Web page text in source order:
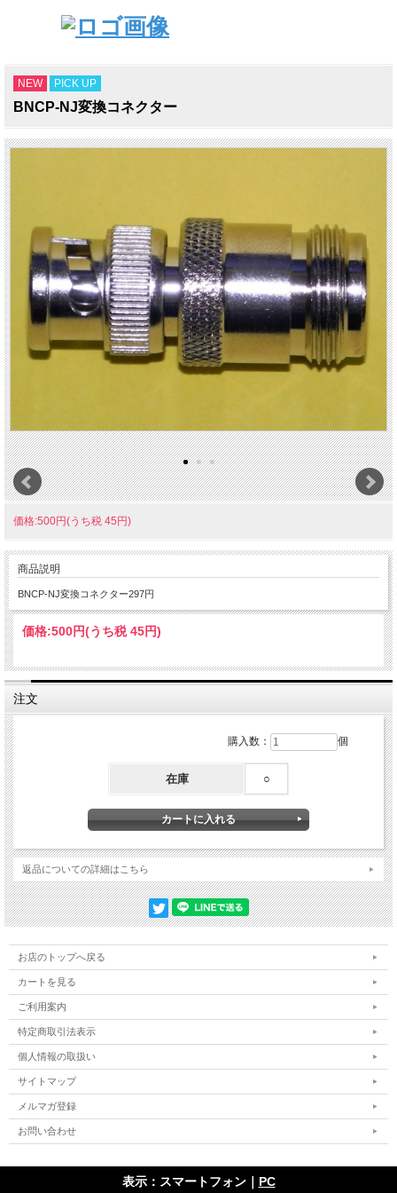
NEW PICK UP
BNCP-NJ変換コネクター
価格:500円(うち税 45円)
商品説明
BNCP-NJ変換コネクター297円
価格:500円(うち税 45円)
注文
購入数： 個
在庫 ○
返品についての詳細はこちら
お店のトップへ戻る
カートを見る
ご利用案内
特定商取引法表示
個人情報の取扱い
サイトマップ
メルマガ登録
お問い合わせ
表示：スマートフォン｜ PC